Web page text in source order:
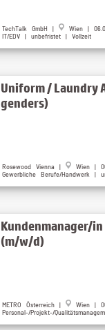
TechTalk GmbH |
Wien |
IT/EDV | unbefristet | Vollzeit
Uniform / Laundry
genders)
Rosewood Vienna |
Wien |
Gewerbliche Berufe/Handwerk |
Kundenmanager/
(m/w/d)
METRO Österreich |
Wien |
Personal-/Projekt-/